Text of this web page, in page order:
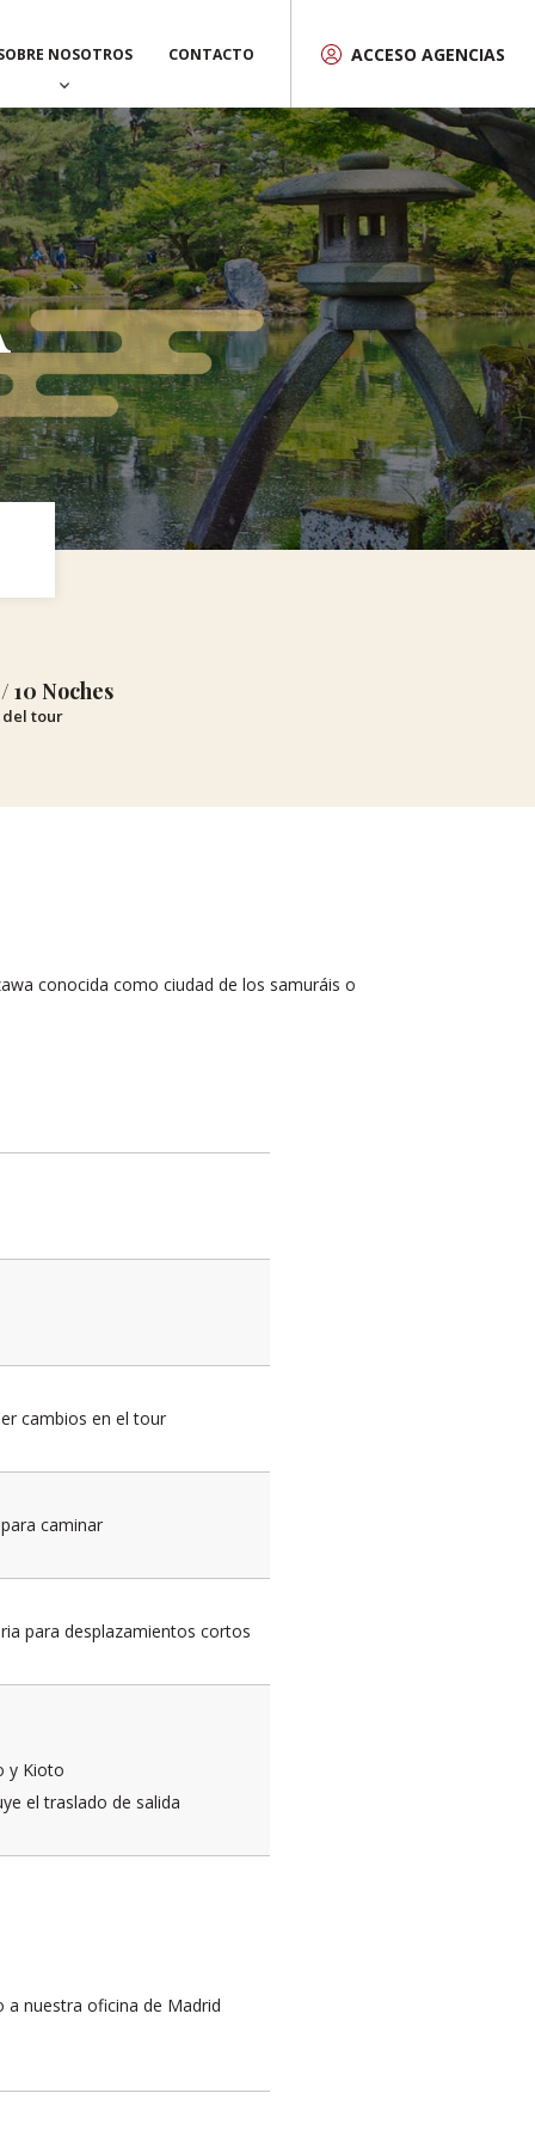
NOSOTROS CONTACTO ACCESO AGENCIAS
10 Noches
tour
conocida como ciudad de los samuráis o
cambios en el tour
caminar
para desplazamientos cortos
y Kioto
el traslado de salida
a nuestra oficina de Madrid